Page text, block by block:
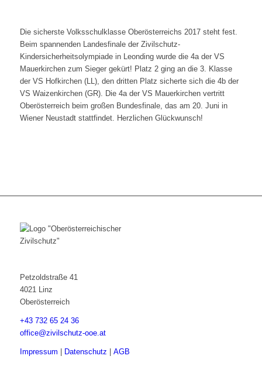
Die sicherste Volksschulklasse Oberösterreichs 2017 steht fest.
Beim spannenden Landesfinale der Zivilschutz-
Kindersicherheitsolympiade in Leonding wurde die 4a der VS
Mauerkirchen zum Sieger gekürt! Platz 2 ging an die 3. Klasse
der VS Hofkirchen (LL), den dritten Platz sicherte sich die 4b der
VS Waizenkirchen (GR). Die 4a der VS Mauerkirchen vertritt
Oberösterreich beim großen Bundesfinale, das am 20. Juni in
Wiener Neustadt stattfindet. Herzlichen Glückwunsch!
Petzoldstraße 41
4021 Linz
Oberösterreich
+43 732 65 24 36
office@zivilschutz-ooe.at
Impressum Datenschutz AGB